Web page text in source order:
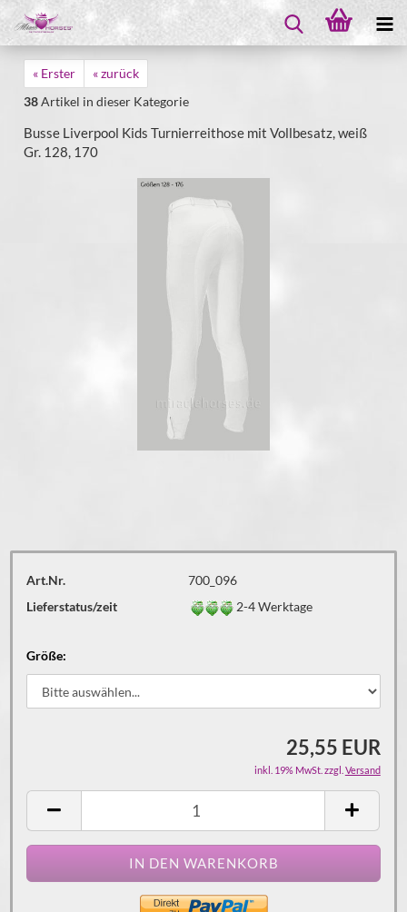
« Erster
« zurück
38Artikel in dieser Kategorie
Busse Liverpool Kids Turnierreithose mit Vollbesatz, weiß
Gr. 128, 170
Art.Nr.
700_096
Lieferstatus/zeit
2-4 Werktage
Größe:
25,55 EUR
inkl. 19% MwSt. zzgl. Versand